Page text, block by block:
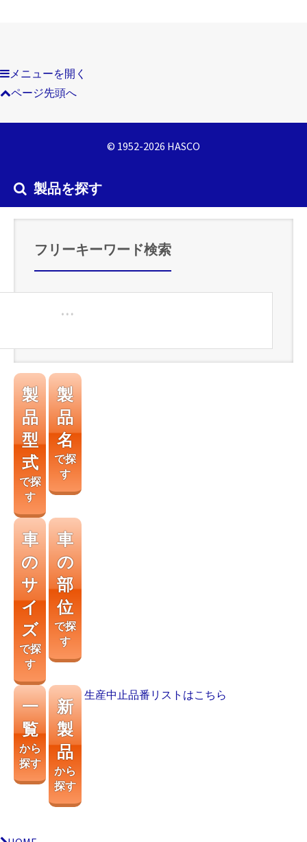
メニューを開く
ページ先頭へ
© 1952-2026 HASCO
製品を探す
フリーキーワード検索
製
品
型
式
で探
す
製
品
名
で探
す
車
の
サ
イ
ズ
で探
す
車
の
部
位
で探
す
一
覧
から
探す
新
製
品
から
探す
生産中止品番リストはこちら